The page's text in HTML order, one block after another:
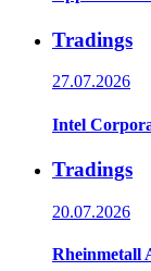
Tradings
27.07.2026
Intel
Tradings
20.07.2026
Rheinmetall